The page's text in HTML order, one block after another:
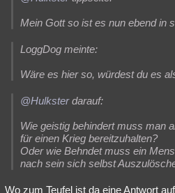
Mein Gott so ist es nun ebend in
LoggDog meinte:
Wäre es hier so, würdest du es
@Hulksterdarauf:
Wie geistig behindert muss man
für einen Krieg bereitzuhalten?
Oder wie Behndet muss ein
nach sein sich selbst
Wo zum Teufel ist da eine Antwort